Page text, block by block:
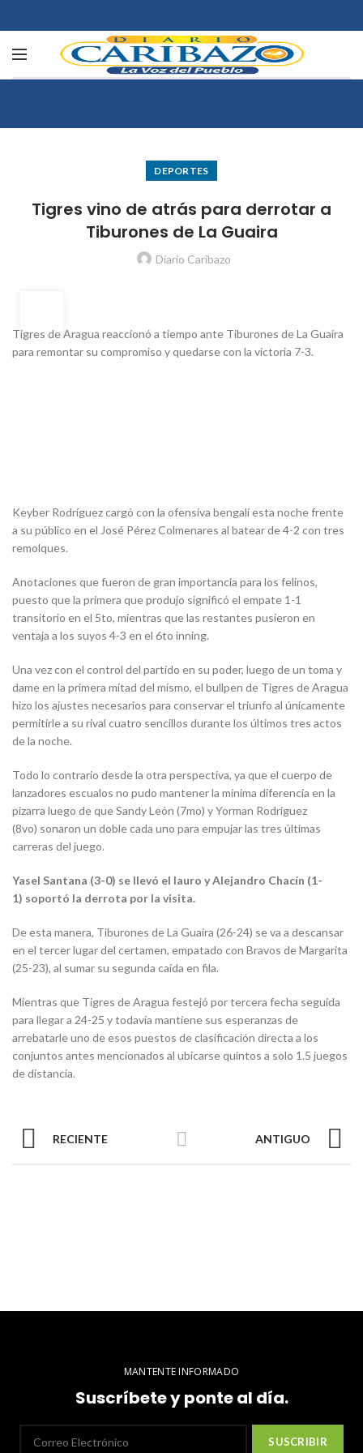
DEPORTES
Tigres vino de atrás para derrotar a
Tiburones de La Guaira
Diario Caribazo
Tigres de Aragua reaccionó a tiempo ante Tiburones de La Guaira
para remontar su compromiso y quedarse con la victoria 7-3.
Keyber Rodríguez cargó con la ofensiva bengalí esta noche frente
a su público en el José Pérez Colmenares al batear de 4-2 con tres
remolques.
Anotaciones que fueron de gran importancia para los felinos,
puesto que la primera que produjo significó el empate 1-1
transitorio en el 5to, mientras que las restantes pusieron en
ventaja a los suyos 4-3 en el 6to inning.
Una vez con el control del partido en su poder, luego de un toma y
dame en la primera mitad del mismo, el bullpen de Tigres de Aragua
hizo los ajustes necesarios para conservar el triunfo al únicamente
permitirle a su rival cuatro sencillos durante los últimos tres actos
de la noche.
Todo lo contrario desde la otra perspectiva, ya que el cuerpo de
lanzadores escualos no pudo mantener la mínima diferencia en la
pizarra luego de que Sandy León (7mo) y Yorman Rodríguez
(8vo) sonaron un doble cada uno para empujar las tres últimas
carreras del juego.
Yasel Santana (3-0) se llevó el lauro y Alejandro Chacín (1-
1) soportó la derrota por la visita.
De esta manera, Tiburones de La Guaira (26-24) se va a descansar
en el tercer lugar del certamen, empatado con Bravos de Margarita
(25-23), al sumar su segunda caída en fila.
Mientras que Tigres de Aragua festejó por tercera fecha seguida
para llegar a 24-25 y todavía mantiene sus esperanzas de
arrebatarle uno de esos puestos de clasificación directa a los
conjuntos antes mencionados al ubicarse quintos a solo 1.5 juegos
de distancia.
RECIENTE ANTIGUO
MANTENTE INFORMADO
Suscríbete y ponte al día.